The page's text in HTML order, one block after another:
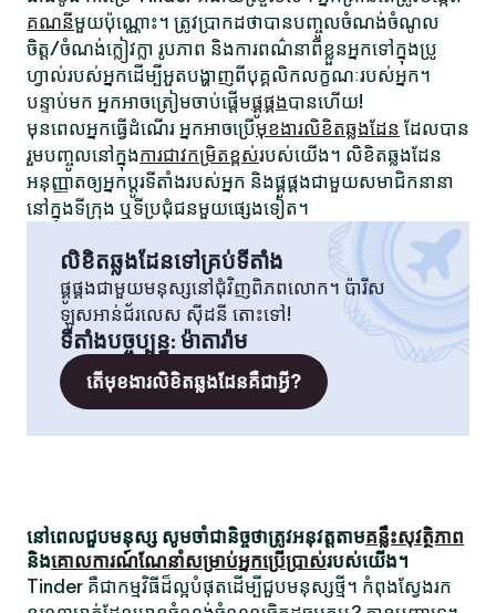
គណនីមួយប៉ុណ្ណោះ។ ត្រូវប្រាកដថាបានបញ្ចូលចំណង់ចំណូល
ចិត្ត/ចំណង់ក្លៀវក្លា រូបភាព និងការពណ៌នាពីខ្លួនអ្នកទៅក្នុងប្រូ
ហ្វាល់របស់អ្នកដើម្បីអួតបង្ហាញពីបុគ្គលិកលក្ខណៈរបស់អ្នក។
បន្ទាប់មក អ្នកអាចត្រៀមចាប់ផ្តើមផ្គូផ្គងបានហើយ!
មុនពេលអ្នកធ្វើដំណើរ អ្នកអាចប្រើមុខងារលិខិតឆ្លងដែន ដែលបាន
រួមបញ្ចូលនៅក្នុងការជាវកម្រិតខ្ពស់របស់យើង។ លិខិតឆ្លងដែន
អនុញ្ញាតឲ្យអ្នកប្តូរទីតាំងរបស់អ្នក និងផ្គូផ្គងជាមួយសមាជិកនានា
នៅក្នុងទីក្រុង ឬទីប្រជុំជនមួយផ្សេងទៀត។
លិខិតឆ្លងដែនទៅគ្រប់ទីតាំង
ផ្គូផ្គងជាមួយមនុស្សនៅជុំវិញពិភពលោក។ ប៉ារីស
ឡូសអាន់ជ័រលេស ស៊ីដនី តោះទៅ!
ទីតាំងបច្ចុប្បន្ន: ម៉ាតារ៉ាម
តើមុខងារលិខិតឆ្លងដែនគឺជាអ្វី?
នៅពេលជួបមនុស្ស សូមចាំជានិច្ចថាត្រូវអនុវត្តតាមគន្លឹះសុវត្ថិភាព
និងគោលការណ៍ណែនាំសម្រាប់អ្នកប្រើប្រាស់របស់យើង។
Tinder គឺជាកម្មវិធីដ៏ល្អបំផុតដើម្បីជួបមនុស្សថ្មី។ កំពុងស្វែងរក